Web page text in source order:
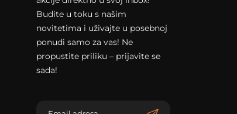
Budite u toku s našim
novitetima i uživajte u posebnoj
ponudi samo za vas! Ne
propustite priliku – prijavite se
sada!